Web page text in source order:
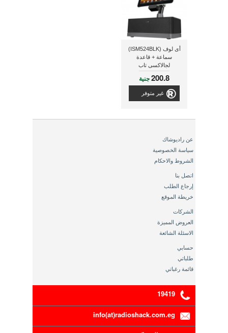
أى لوف (ISM524BLK)
سماعة + قاعدة
لجالاكسى تاب
200.8جنية
غير متوفر
عن راديوشاك
سياسة الخصوصية
الشروط والاحكام
اتصل بنا
إرجاع الطلب
خريطة الموقع
الشركات
العروض المميزة
الاسئلة الشائعة
حسابي
طلباتي
قائمة رغباتي
19419
info(at)radioshack.com.eg